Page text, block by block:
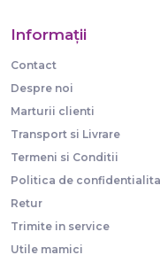
Informaţii
Contact
Despre noi
Marturii clienti
Transport si Livrare
Termeni si Conditii
Politica de
Retur
Trimite in service
Utile mamici